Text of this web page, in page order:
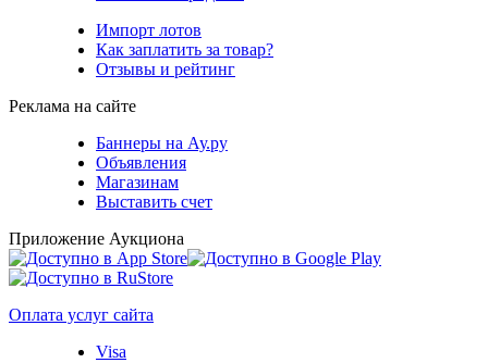
Импорт лотов
Как заплатить за товар?
Отзывы и рейтинг
Реклама на сайте
Баннеры на Ау.ру
Объявления
Магазинам
Выставить счет
Приложение Аукциона
Оплата услуг сайта
Visa